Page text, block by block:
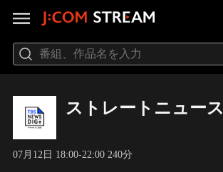
ストレートニュース
07月12日 18:00-22:00 240分